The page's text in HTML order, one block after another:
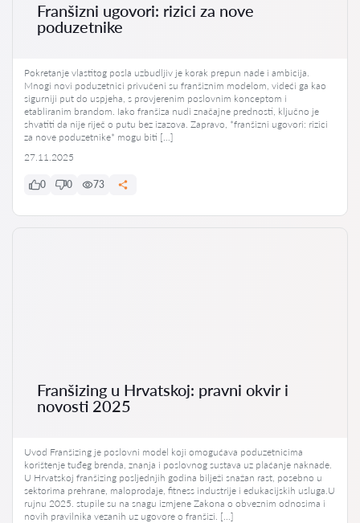
Franšizni ugovori: rizici za nove
poduzetnike
Pokretanje vlastitog posla uzbudljiv je korak prepun nade i ambicija.
Mnogi novi poduzetnici privučeni su franšiznim modelom, videći ga kao
sigurniji put do uspjeha, s provjerenim poslovnim konceptom i
etabliranim brandom. Iako franšiza nudi značajne prednosti, ključno je
shvatiti da nije riječ o putu bez izazova. Zapravo, *franšizni ugovori: rizici
za nove poduzetnike* mogu biti […]
27.11.2025
0 0 73
Franšizing u Hrvatskoj: pravni okvir i
novosti 2025
Uvod Franšizing je poslovni model koji omogućava poduzetnicima
korištenje tuđeg brenda, znanja i poslovnog sustava uz plaćanje naknade.
U Hrvatskoj franšizing posljednjih godina bilježi snažan rast, posebno u
sektorima prehrane, maloprodaje, fitness industrije i edukacijskih usluga.U
rujnu 2025. stupile su na snagu izmjene Zakona o obveznim odnosima i
novih pravilnika vezanih uz ugovore o franšizi. […]